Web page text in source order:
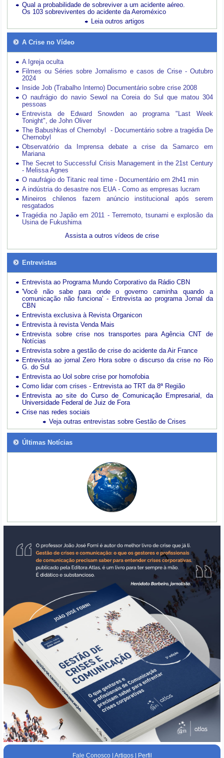
Qual a probabilidade de sobreviver a um acidente aéreo.
Os 103 sobreviventes do acidente da Aeroméxico
Leia outros artigos
A Crise no Vídeo
A Igreja oculta
Filmes ou Séries sobre Jornalismo e casos de Crise - Outubro
2024
Inside Job (Trabalho Interno) Documentário sobre crise 2008
O naufrágio do navio Sewol na Coreia do Sul que matou 304
pessoas
Entrevista de Edward Snowden ao programa "Last Week
Tonight", de John Oliver
The Babushkas of Chernobyl - Documentário sobre a tragédia De
Chernobyl
Observatório da Imprensa debate a crise da Samarco em
Mariana
The Secret to Successful Crisis Management in the 21st Century
- Melissa Agnes
O naufrágio do Titanic real time - Documentário em 2h41 min
A indústria do desastre nos EUA - Como as empresas lucram
Mineiros chilenos fazem anúncio institucional após serem
resgatados
Tragédia no Japão em 2011 - Terremoto, tsunami e explosão da
Usina de Fukushima
Assista a outros vídeos de crise
Entrevistas
Entrevista ao Programa Mundo Corporativo da Rádio CBN
'Você não sabe para onde o governo caminha quando a
comunicação não funciona' - Entrevista ao programa Jornal da
CBN
Entrevista exclusiva à Revista Organicon
Entrevista à revista Venda Mais
Entrevista sobre crise nos transportes para Agência CNT de
Notícias
Entrevista sobre a gestão de crise do acidente da Air France
Entrevista ao jornal Zero Hora sobre o discurso da crise no Rio
G. do Sul
Entrevista ao Uol sobre crise por homofobia
Como lidar com crises - Entrevista ao TRT da 8ª Região
Entrevista ao site do Curso de Comunicação Empresarial, da
Universidade Federal de Juiz de Fora
Crise nas redes sociais
Veja outras entrevistas sobre Gestão de Crises
Últimas Notícias
Fale Conosco| Artigos| Perfil